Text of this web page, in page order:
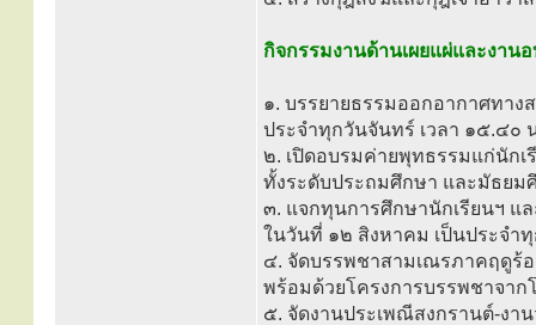
กิจกรรมงานด้านเผยแผ่และงาน
๑. บรรยายธรรมออกอากาศทาง
ประจำทุกวันจันทร์ เวลา ๑๕.๔๐
๒. เปิดอบรมค่ายพุทธรรมแก่นัก
ทั้งระดับประถมศึกษา และมัธยม
๓. แจกทุนการศึกษานักเรียนฯ
ในวันที่ ๑๒ สิงหาคม เป็นประจ
๔. จัดบรรพชาสามเณรภาคฤดูร้
พร้อมด้วยโครงการบรรพชาจาก
๕. จัดงานประเพณีสงกรานต์-งา